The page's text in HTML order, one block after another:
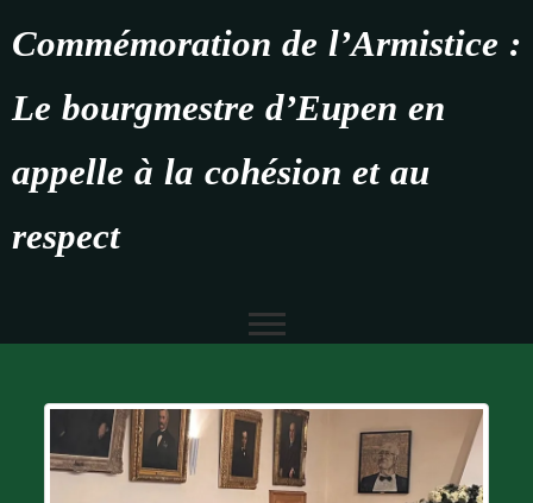
Commémoration de l’Armistice :
Le bourgmestre d’Eupen en
appelle à la cohésion et au
respect